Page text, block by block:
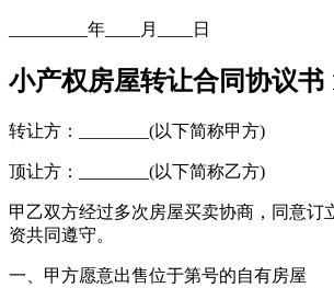
_________年____月____日
小产权房屋转让合同协议书
转让方：________(以下简称甲方)
顶让方：________(以下简称乙方)
甲乙双方经过多次房屋买卖协商，同意订
资共同遵守。
一、甲方愿意出售位于第号的自有房屋